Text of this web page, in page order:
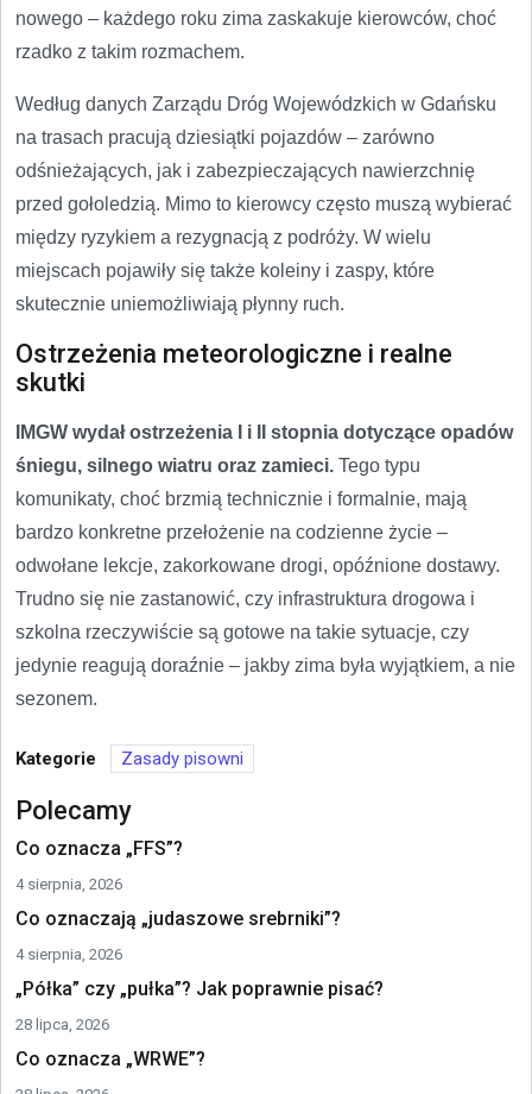
nowego – każdego roku zima zaskakuje kierowców, choć
rzadko z takim rozmachem.
Według danych Zarządu Dróg Wojewódzkich w Gdańsku
na trasach pracują dziesiątki pojazdów – zarówno
odśnieżających, jak i zabezpieczających nawierzchnię
przed gołoledzią. Mimo to kierowcy często muszą wybierać
między ryzykiem a rezygnacją z podróży. W wielu
miejscach pojawiły się także koleiny i zaspy, które
skutecznie uniemożliwiają płynny ruch.
Ostrzeżenia meteorologiczne i realne
skutki
IMGW wydał ostrzeżenia I i II stopnia dotyczące opadów
śniegu, silnego wiatru oraz zamieci. Tego typu
komunikaty, choć brzmią technicznie i formalnie, mają
bardzo konkretne przełożenie na codzienne życie –
odwołane lekcje, zakorkowane drogi, opóźnione dostawy.
Trudno się nie zastanowić, czy infrastruktura drogowa i
szkolna rzeczywiście są gotowe na takie sytuacje, czy
jedynie reagują doraźnie – jakby zima była wyjątkiem, a nie
sezonem.
Kategorie Zasady pisowni
Polecamy
Co oznacza „FFS”?
4 sierpnia, 2026
Co oznaczają „judaszowe srebrniki”?
4 sierpnia, 2026
„Półka” czy „pułka”? Jak poprawnie pisać?
28 lipca, 2026
Co oznacza „WRWE”?